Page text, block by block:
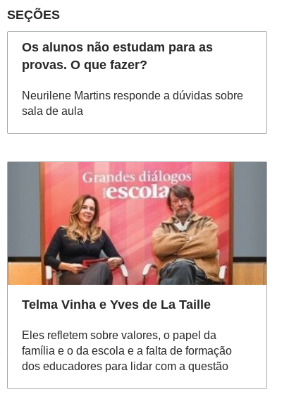
SEÇÕES
Os alunos não estudam para as
provas. O que fazer?
Neurilene Martins responde a dúvidas sobre
sala de aula
Telma Vinha e Yves de La Taille
Eles refletem sobre valores, o papel da
família e o da escola e a falta de formação
dos educadores para lidar com a questão